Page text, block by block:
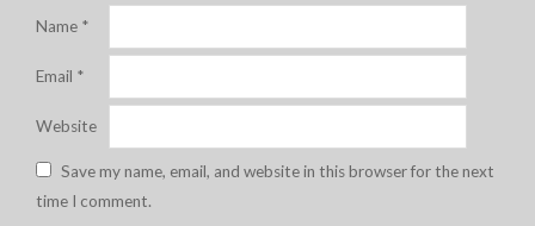
Name *
Email *
Website
Save my name, email, and website in this browser for the next
time I comment.